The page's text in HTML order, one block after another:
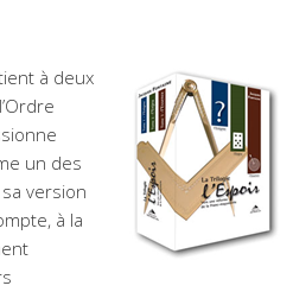
à deux
un des
version
à la